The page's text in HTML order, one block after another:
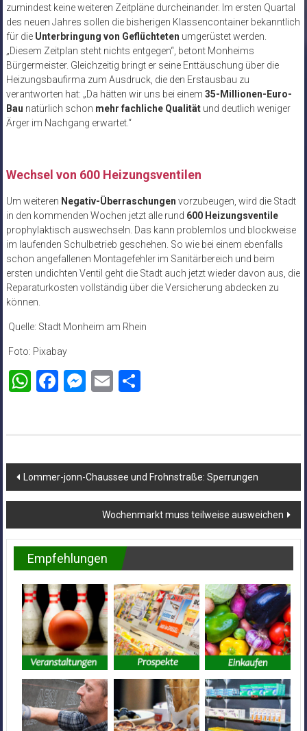
zumindest keine weiteren Zeitpläne durcheinander. Im ersten Quartal
des neuen Jahres sollen die bisherigen Klassencontainer bekanntlich
für die Unterbringung von Geflüchteten umgerüstet werden.
„Diesem Zeitplan steht nichts entgegen“, betont Monheims
Bürgermeister. Gleichzeitig bringt er seine Enttäuschung über die
Heizungsbaufirma zum Ausdruck, die den Erstausbau zu
verantworten hat: „Da hätten wir uns bei einem 35-Millionen-Euro-
Bau natürlich schon mehr fachliche Qualitätund deutlich weniger
Ärger im Nachgang erwartet.“
Wechsel von 600 Heizungsventilen
Um weiteren Negativ-Überraschungen vorzubeugen, wird die Stadt
in den kommenden Wochen jetzt alle rund 600 Heizungsventile
prophylaktisch auswechseln. Das kann problemlos und blockweise
im laufenden Schulbetrieb geschehen. So wie bei einem ebenfalls
schon angefallenen Montagefehler im Sanitärbereich und beim
ersten undichten Ventil geht die Stadt auch jetzt wieder davon aus, die
Reparaturkosten vollständig über die Versicherung abdecken zu
können.
Quelle: Stadt Monheim am Rhein
Foto: Pixabay
WhatsApp
Facebook
Messenger
Email
Beitragsnavigation
Lommer-jonn-Chaussee und Frohnstraße: Sperrungen
Wochenmarkt muss teilweise ausweichen
Empfehlungen